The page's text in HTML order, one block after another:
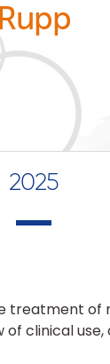
Rupp
2025
treatment of
clinical use,